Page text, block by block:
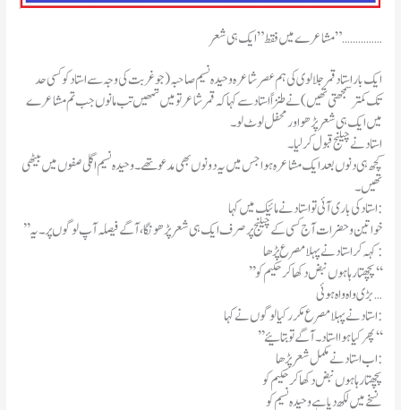
مشاعرے میں فقط ” ایک ہی شعر ” ……………
ایک بار استاد قمر جلالوی کی ہم عصر شاعرہ وحیدہ نسیم صاحبہ (جو غربت کی وجہ سےاستاد کو کسی حد
تک کمتر سمجھتی تھیں) نے طنزاً استاد سے کہا کہ قمر شاعر تو میں تمھیں تب مانوں جب تم مشاعرے
میں ایک ہی شعر پڑھو اور محفل لوٹ لو۔
استاد نے چیلنج قبول کرلیا۔
کچھ ہی دنوں بعد ایک مشاعرہ ہوا جس میں یہ دونوں بھی مدعو تھے۔ وحیدہ نسیم اگلی صفوں میں بیٹھی
تھیں۔
استاد کی باری آئی تو استاد نے مائیک میں کہا:
’’خواتین وحضرات آج کسی کے چیلنج پر صرف ایک ہی شعر پڑھونگا ،آگے فیصلہ آپ لوگوں پر۔ یہ
کہہ کر استاد نے پہلا مصرع پڑھا:
’’ پچھتا رہا ہوں نبض دکھا کر حکیم کو ‘‘
بڑی واہ واہ ہوئی…
استاد نے پہلا مصرع مکرر کیا لوگوں نے کہا:
’’پھر کیا ہوا استاد۔ آگے تو بتائیے‘‘
اب استاد نے مکمل شعر پڑھا:
پچھتا رہا ہوں نبض دکھا کر حکیم کو
نسخے میں لکھ دیا ہے وحیدہ نسیم کو